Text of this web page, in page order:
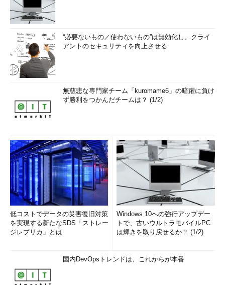
“必要ないもの／使わないもの”は無効化し、クライ
アントのセキュリティを向上させる
無慈悲な専門家チーム「kuromame6」の暗躍に負け
ず勝利をつかんだチームは？ (1/2)
低コストでデータの災害復旧対策
を実現する新たなSDS「ストレー
ジレプリカ」とは
Windows 10への強行アップデー
トで、古いウルトラモバイルPC
は輝きを取り戻せるか？ (1/2)
国内DevOpsトレンドは、これからが本番